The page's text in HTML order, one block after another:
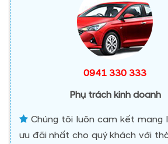
0941 330 333
Phụ trách kinh doanh
Chúng tôi luôn cam kết mang
ưu đãi nhất cho quý khách với